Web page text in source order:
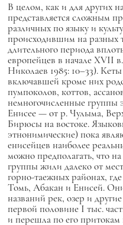
В целом, как и для других
представляется сложным
различных по языку и
происходившим на разных
длительного периода
европейцев в начале XVII
Николаев 1985: 10–33).
включавшей кроме них
пумпоколов, коттов,
немногочисленные группы
Енисее — от р. Чулыма,
Бирюсы на востоке.
этнонимические) пока
енисейцев наиболее
можно предполагать, что
группы жили далеко от
горно-таежных районах,
Томь, Абакан и Енисей.
названий рек, озер и
первой половине I тыс.
и перешла по его